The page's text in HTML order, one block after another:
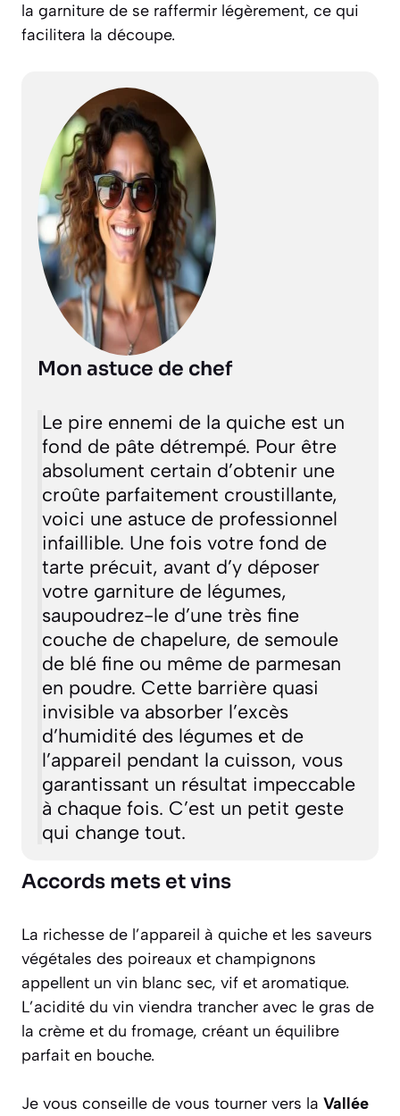
la garniture de se raffermir légèrement, ce qui
facilitera la découpe.
Mon astuce de chef
Le pire ennemi de la quiche est un
fond de pâte détrempé. Pour être
absolument certain d’obtenir une
croûte parfaitement croustillante,
voici une astuce de professionnel
infaillible. Une fois votre fond de
tarte précuit, avant d’y déposer
votre garniture de légumes,
saupoudrez-le d’une très fine
couche de chapelure, de semoule
de blé fine ou même de parmesan
en poudre. Cette barrière quasi
invisible va absorber l’excès
d’humidité des légumes et de
l’appareil pendant la cuisson, vous
garantissant un résultat impeccable
à chaque fois. C’est un petit geste
qui change tout.
Accords mets et vins
La richesse de l’appareil à quiche et les saveurs
végétales des poireaux et champignons
appellent un vin blanc sec, vif et aromatique.
L’acidité du vin viendra trancher avec le gras de
la crème et du fromage, créant un équilibre
parfait en bouche.
Je vous conseille de vous tourner vers la Vallée